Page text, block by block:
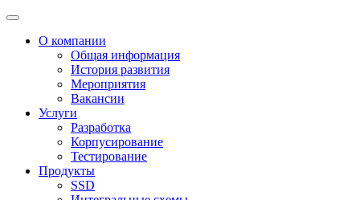
О компании
Общая информация
История развития
Мероприятия
Вакансии
Услуги
Разработка
Корпусирование
Тестирование
Продукты
SSD